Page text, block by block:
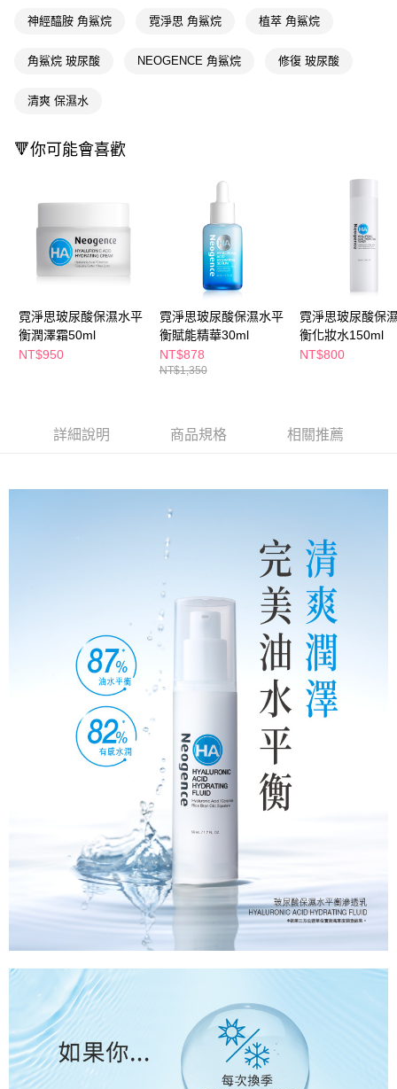
２．訂單成立數日內，您將收到繳費通知簡訊。
※ 請注意：結帳手續完成當下不需立刻繳費，但若您需要取消訂單，請聯絡
後付繳納相關費用。
客戶支援中心」https://netprotections.freshdesk.com/support/home
易，需依本服務之必要範圍內提供個人資料，並將交易相關給付款項請求債
２．關於個人資料處理事宜，請瀏覽以下網址：
https://aftee.tw/terms/#terms3
３．未成年的使用者請事先徵得法定代理人或監護人之同意方可使用
「AFTEE先享後付」，若未經同意申辦者引起之損失，本公司不負相關責
４．使用「AFTEE先享後付」時，將依據個別帳號之用戶狀況，依本公司即
時審查核予不同之上限額度；若仍有額度不足之情形，本公司將視審查結果
請求用戶進行身份認證。
５．嚴禁一人註冊多個帳號或使用他人資訊註冊。若發現惡意使用之情形，
每筆NT$65，滿NT$390(含以上)免運費
萊爾富取貨付款
付款後7-11取貨
每筆NT$65，滿NT$490(含以上)免運費
宅配(本島)
付款後寶雅門市自取(由倉庫統一出貨)
每筆NT$80，滿NT$290(含以上)免運費
神經醯胺 角鯊烷 霓淨思 角鯊烷 植萃 角鯊烷
角鯊烷 玻尿酸 NEOGENCE 角鯊烷 修復 玻尿酸
清爽 保濕水
🔻你可能會喜歡
霓淨思玻尿酸保濕水平
衡潤澤霜50ml
NT$950
霓淨思玻尿酸保濕水平
衡賦能精華30ml
NT$878
NT$1,350
霓淨思玻尿酸保
衡化妝水150ml
NT$800
詳細說明 商品規格 相關推薦